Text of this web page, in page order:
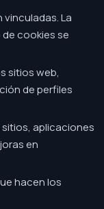
La
cookies se
sitios web,
de perfiles
aplicaciones
en
hacen los